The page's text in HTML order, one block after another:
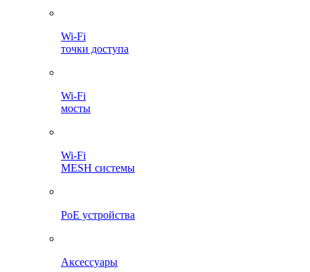
Wi-Fi
точки доступа
Wi-Fi
мосты
Wi-Fi
MESH системы
PoE устройства
Аксессуары